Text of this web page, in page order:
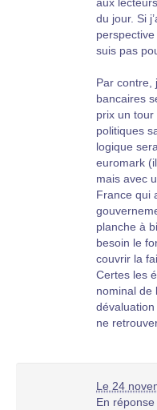
Enfin,
très bien
suffisants
bilans
sont
pour une
surévalué,
Et les
plus prêts
du jour. Si
suis pas
Par contre,
bancaires
prix un
politiques
logique
euromark
mais avec
France qui
planche à
besoin le
couvrir la
Certes les
nominal de
ne
Le 24
En réponse